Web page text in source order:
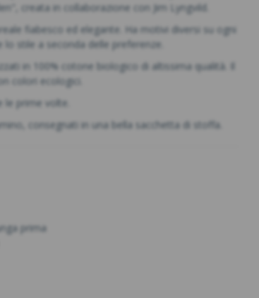
creata in collaborazione con Jim Lyngvild.
fiabesco ed elegante. Ha motivi diversi su ogni
stile a seconda delle preferenze.
in 100% cotone biologico di altissima qualità. Il
colori ecologici.
prime volte.
consegnati in una bella sacchetta di stoffa.
prima